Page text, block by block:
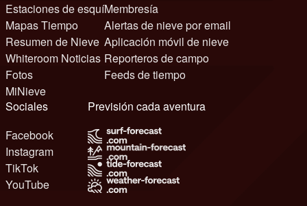
Estaciones de esquí
Mapas Tiempo
Resumen de Nieve
Whiteroom Noticias
Fotos
MiNieve
Membresía
Alertas de nieve por email
Aplicación móvil de nieve
Reporteros de campo
Feeds de tiempo
Sociales
Facebook
Instagram
TikTok
YouTube
Previsión cada aventura